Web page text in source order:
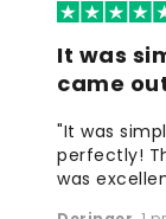
It was
came
"It was
perfectly!
was